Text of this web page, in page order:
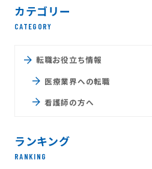
カテゴリー
CATEGORY
転職お役立ち情報
医療業界への転職
看護師の方へ
ランキング
RANKING